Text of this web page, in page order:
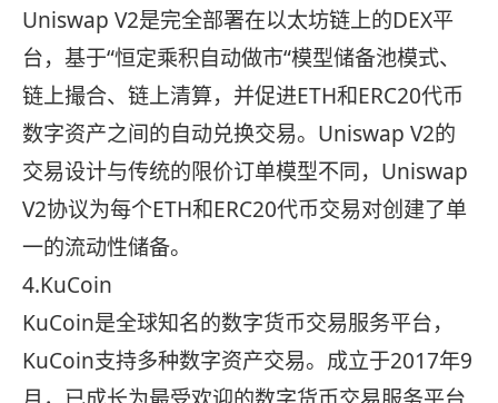
Uniswap V2是完全部署在以太坊链上的DEX平
台，基于“恒定乘积自动做市“模型储备池模式、
链上撮合、链上清算，并促进ETH和ERC20代币
数字资产之间的自动兑换交易。Uniswap V2的
交易设计与传统的限价订单模型不同，Uniswap
V2协议为每个ETH和ERC20代币交易对创建了单
一的流动性储备。
4.KuCoin
KuCoin是全球知名的数字货币交易服务平台，
KuCoin支持多种数字资产交易。成立于2017年9